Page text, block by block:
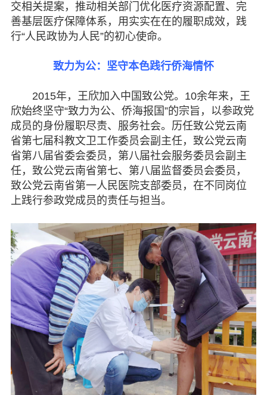
交相关提案，推动相关部门优化医疗资源配置、完
善基层医疗保障体系，用实实在在的履职成效，践
行“人民政协为人民”的初心使命。
致力为公：坚守本色践行侨海情怀
2015年，王欣加入中国致公党。10余年来，王
欣始终坚守“致力为公、侨海报国”的宗旨，以参政党
成员的身份履职尽责、服务社会。历任致公党云南
省第七届科教文卫工作委员会副主任，致公党云南
省第八届省委会委员，第八届社会服务委员会副主
任，致公党云南省第七、第八届监督委员会委员，
致公党云南省第一人民医院支部委员，在不同岗位
上践行参政党成员的责任与担当。